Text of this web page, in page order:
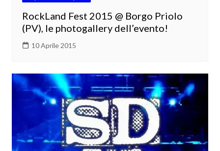
RockLand Fest 2015 @ Borgo Priolo
(PV), le photogallery dell’evento!
10 Aprile 2015